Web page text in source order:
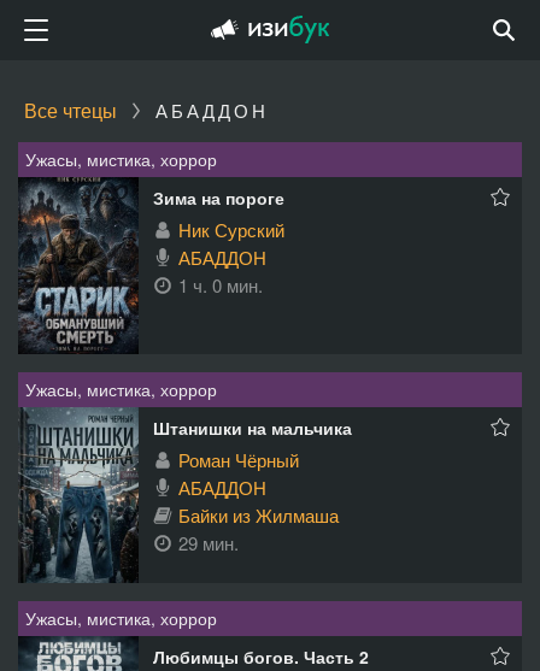
Все чтецы АБАДДОН
Ужасы, мистика, хоррор
Зима на пороге
Ник Сурский
АБАДДОН
1 ч. 0 мин.
Ужасы, мистика, хоррор
Штанишки на мальчика
Роман Чёрный
АБАДДОН
Байки из Жилмаша
29 мин.
Ужасы, мистика, хоррор
Любимцы богов. Часть 2